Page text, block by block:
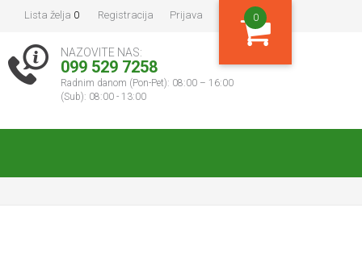
Lista želja 0 Registracija Prijava 0
NAZOVITE NAS:
099 529 7258
Radnim danom (Pon-Pet): 08:00 – 16:00
(Sub): 08:00 - 13:00